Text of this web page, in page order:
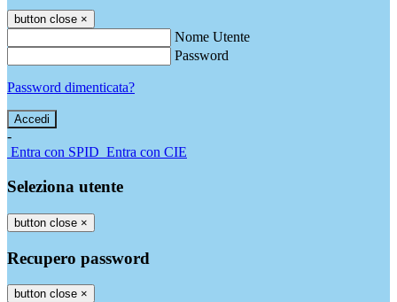
button close ×
Nome Utente
Password
Password dimenticata?
-
Entra con SPID Entra con CIE
Seleziona utente
button close ×
Recupero password
button close ×